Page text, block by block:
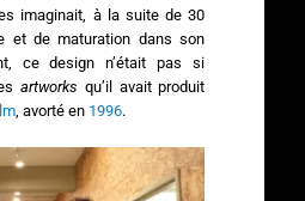
imaginait, à la suite de 30
et de maturation dans son
ce design n’était pas si
artworks qu’il avait produit
, avorté en 1996.